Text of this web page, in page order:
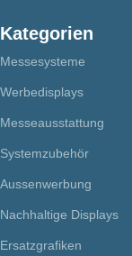
Kategorien
Messesysteme
Werbedisplays
Messeausstattung
Systemzubehör
Aussenwerbung
Nachhaltige Displays
Ersatzgrafiken